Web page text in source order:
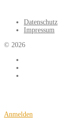
Datenschutz
Impressum
© 2026
Anmelden